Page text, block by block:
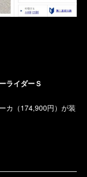
ライダーＳ
カ（174,900円）が装